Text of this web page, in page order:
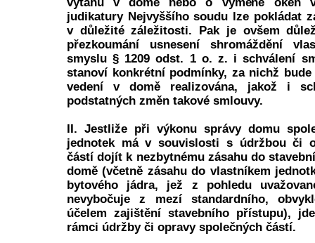
judikatury Nejvyššího soudu lze pokládat
v důležité záležitosti. Pak je ovšem
přezkoumání usnesení shromáždění
smyslu § 1209 odst. 1 o. z. i schválení
stanoví konkrétní podmínky, za nichž
vedení v domě realizována, jakož i
podstatných změn takové smlouvy.
II. Jestliže při výkonu správy domu
jednotek má v souvislosti s údržbou či
částí dojít k nezbytnému zásahu do
domě (včetně zásahu do vlastníkem
bytového jádra, jež z pohledu
nevybočuje z mezí standardního,
účelem zajištění stavebního přístupu),
rámci údržby či opravy společných částí.